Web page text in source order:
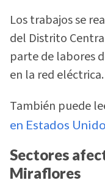
Los trabajos se
del Distrito
parte de labores
en la red eléctrica.
También puede
en Estados
Sectores
Miraflores